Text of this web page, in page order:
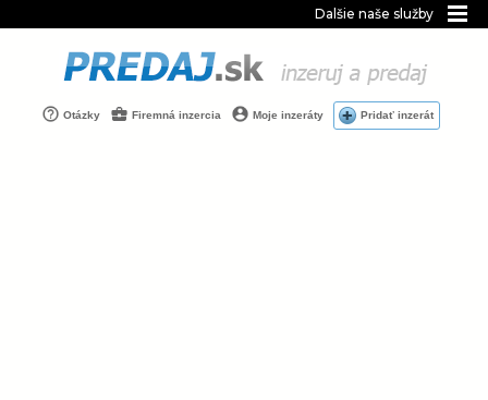
Dalšie naše služby
Otázky Firemná inzercia Moje inzeráty Pridať inzerát